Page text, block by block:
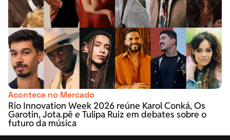
Acontece no Mercado
Rio Innovation Week 2026 reúne Karol Conká, Os
Garotin, Jota.pê e Tulipa Ruiz em debates sobre o
futuro da música